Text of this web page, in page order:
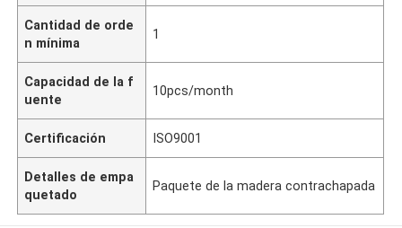
Cantidad de orde
n mínima
1
Capacidad de la f
uente
10pcs/month
Certificación ISO9001
Detalles de empa
quetado
Paquete de la madera contrachapada